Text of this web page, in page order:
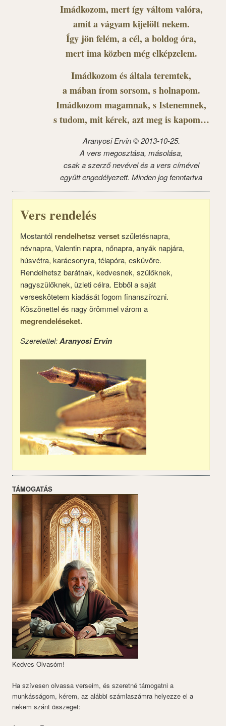
Imádkozom, mert így váltom valóra,
amit a vágyam kijelölt nekem.
Így jön felém, a cél, a boldog óra,
mert ima közben még elképzelem.
Imádkozom és általa teremtek,
a mában írom sorsom, s holnapom.
Imádkozom magamnak, s Istenemnek,
s tudom, mit kérek, azt meg is kapom…
Aranyosi Ervin © 2013-10-25.
A vers megosztása, másolása,
csak a szerző nevével és a vers címével
együtt engedélyezett. Minden jog fenntartva
Vers rendelés
Mostantól rendelhetsz versetszületésnapra,
névnapra, Valentin napra, nőnapra, anyák napjára,
húsvétra, karácsonyra, télapóra, esküvőre.
Rendelhetsz barátnak, kedvesnek, szülőknek,
nagyszülőknek, üzleti célra. Ebből a saját
verseskötetem kiadását fogom finanszírozni.
Köszönettel és nagy örömmel várom a
megrendeléseket.
Szeretettel:Aranyosi Ervin
TÁMOGATÁS
Kedves Olvasóm!
Ha szívesen olvassa verseim, és szeretné támogatni a
munkásságom, kérem, az alábbi számlaszámra helyezze el a
nekem szánt összeget: